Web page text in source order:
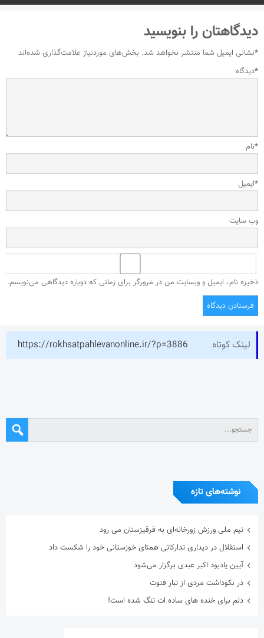
دیدگاهتان را بنویسید
نشانی ایمیل شما منتشر نخواهد شد. بخش‌های موردنیاز علامت‌گذاری شده‌اند
*
دیدگاه*
نام*
ایمیل*
وب‌ سایت
ذخیره نام، ایمیل و وبسایت من در مرورگر برای زمانی که دوباره دیدگاهی می‌نویسم.
لینک کوتاه https://rokhsatpahlevanonline.ir/?p=3886
نوشته‌های تازه
تیم ملی ورزش زورخانه‌ای به قرقیزستان می رود
استقلال در دیداری تدارکاتی همتای خوزستانی خود را شکست داد
آیین یادبود اکبر عبدی برگزار می‌شود
در نکوداشت مردی از تبار فتوت
دلم برای خنده های ساده ات تنگ شده است!